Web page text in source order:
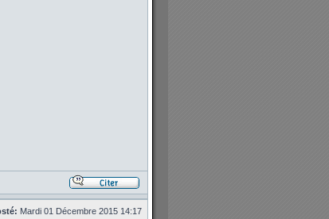
Mardi 01 Décembre 2015 14:17